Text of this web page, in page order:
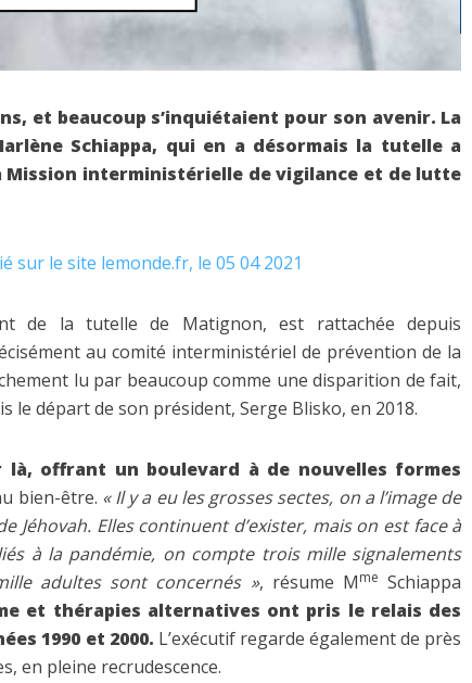
et beaucoup s’inquiétaient pour son avenir. La
Schiappa, qui en a désormais la tutelle a
Mission interministérielle de vigilance et de lutte
sur le site lemonde.fr, le 05 04 2021
de la tutelle de Matignon, est rattachée depuis
au comité interministériel de prévention de la
lu par beaucoup comme une disparition de fait,
départ de son président, Serge Blisko, en 2018.
là, offrant un boulevard à de nouvelles formes
bien-être. « Il y a eu les grosses sectes, on a l’image de
Jéhovah. Elles continuent d’exister, mais on est face à
à la pandémie, on compte trois mille signalements
adultes sont concernés », résume Mme Schiappa
et thérapies alternatives ont pris le relais des
1990 et 2000. L’exécutif regarde également de près
en pleine recrudescence.